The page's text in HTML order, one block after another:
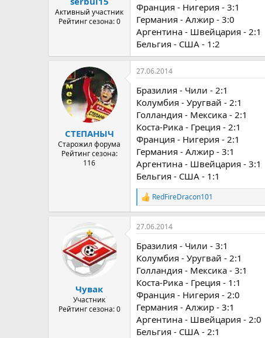
Активный участник
Рейтинг сезона: 0
Франция - Нигерия - 3:1
Германия - Алжир - 3:0
Аргентина - Швейцария - 2:1
Бельгия - США - 1:2
СТЕПАНЫЧ
Старожил форума
Рейтинг сезона:
116
27.06.2014
Бразилия - Чили - 2:1
Колумбия - Уругвай - 2:1
Голландия - Мексика - 2:1
Коста-Рика - Греция - 2:1
Франция - Нигерия - 2:1
Германия - Алжир - 3:1
Аргентина - Швейцария - 3:1
Бельгия - США - 1:1
Р
е
а
к
и
и
:
RedFireDracon101
Чувак
Участник
Рейтинг сезона: 0
27.06.2014
Бразилия - Чили - 3:1
Колумбия - Уругвай - 2:1
Голландия - Мексика - 3:1
Коста-Рика - Греция - 1:1
Франция - Нигерия - 2:0
Германия - Алжир - 3:1
Аргентина - Швейцария - 2:0
Бельгия - США - 2:1